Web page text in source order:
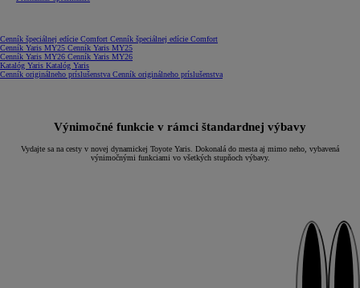
Cenník špeciálnej edície Comfort Cenník špeciálnej edície Comfort(Opens in new window)
Cenník Yaris MY25 Cenník Yaris MY25(Opens in new window)
Cenník Yaris MY26 Cenník Yaris MY26(Opens in new window)
Katalóg Yaris Katalóg Yaris
Cenník originálneho príslušenstva Cenník originálneho príslušenstva(Opens in new window)
Výnimočné funkcie v rámci štandardnej výbavy
Vydajte sa na cesty v novej dynamickej Toyote Yaris. Dokonalá do mesta aj mimo neho, vybavená
výnimočnými funkciami vo všetkých stupňoch výbavy.